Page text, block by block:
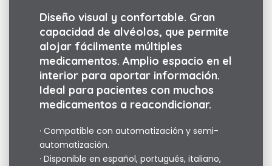
Diseño visual y confortable. Gran
capacidad de alvéolos, que permite
alojar fácilmente múltiples
medicamentos. Amplio espacio en el
interior para aportar información.
Ideal para pacientes con muchos
medicamentos a reacondicionar.
· Compatible con automatización y semi-
automatización.
· Disponible en español, portugués, italiano,